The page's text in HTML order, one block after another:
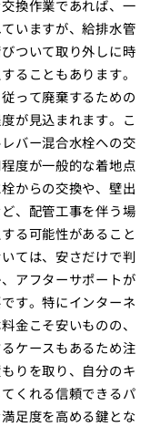
換作業であれば、一
いますが、給排水管
ついて取り外しに時
ることもあります。
って廃棄するための
が見込まれます。こ
バー混合水栓への交
度が一般的な着地点
からの交換や、壁出
、配管工事を伴う場
る可能性があること
ては、安さだけで判
アフターサポートが
す。特にインターネ
金こそ安いものの、
ケースもあるため注
りを取り、自分のキ
くれる信頼できるパ
足度を高める鍵とな